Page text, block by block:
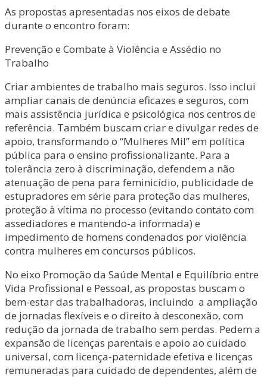
As propostas apresentadas nos eixos de debate
durante o encontro foram:
Prevenção e Combate à Violência e Assédio no
Trabalho
Criar ambientes de trabalho mais seguros. Isso inclui
ampliar canais de denúncia eficazes e seguros, com
mais assistência jurídica e psicológica nos centros de
referência. Também buscam criar e divulgar redes de
apoio, transformando o “Mulheres Mil” em política
pública para o ensino profissionalizante. Para a
tolerância zero à discriminação, defendem a não
atenuação de pena para feminicídio, publicidade de
estupradores em série para proteção das mulheres,
proteção à vítima no processo (evitando contato com
assediadores e mantendo-a informada) e
impedimento de homens condenados por violência
contra mulheres em concursos públicos.
No eixo Promoção da Saúde Mental e Equilíbrio entre
Vida Profissional e Pessoal, as propostas buscam o
bem-estar das trabalhadoras, incluindo a ampliação
de jornadas flexíveis e o direito à desconexão, com
redução da jornada de trabalho sem perdas. Pedem a
expansão de licenças parentais e apoio ao cuidado
universal, com licença-paternidade efetiva e licenças
remuneradas para cuidado de dependentes, além de